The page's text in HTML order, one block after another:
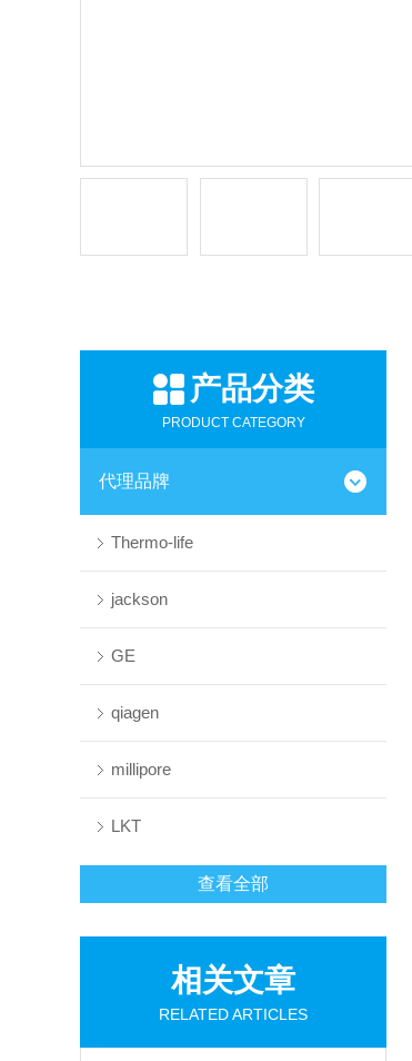
产品分类
PRODUCT CATEGORY
代理品牌
Thermo-life
jackson
GE
qiagen
millipore
LKT
查看全部
相关文章
RELATED ARTICLES